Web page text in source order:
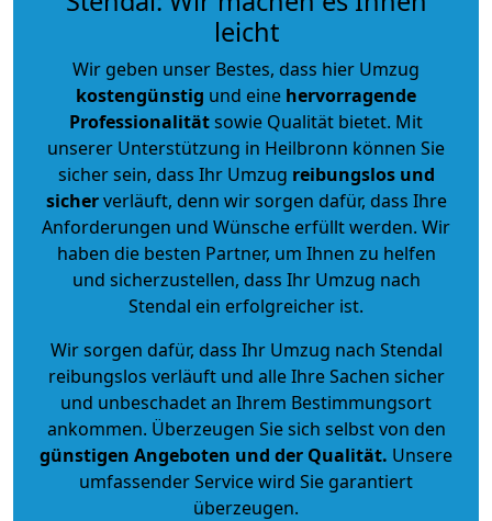
leicht
Wir geben unser Bestes, dass hier Umzug
kostengünstig und eine hervorragende
Professionalitätsowie Qualität bietet. Mit
unserer Unterstützung in Heilbronn können Sie
sicher sein, dass Ihr Umzug reibungslos und
sicherverläuft, denn wir sorgen dafür, dass Ihre
Anforderungen und Wünsche erfüllt werden. Wir
haben die besten Partner, um Ihnen zu helfen
und sicherzustellen, dass Ihr Umzug nach
Stendal ein erfolgreicher ist.
Wir sorgen dafür, dass Ihr Umzug nach Stendal
reibungslos verläuft und alle Ihre Sachen sicher
und unbeschadet an Ihrem Bestimmungsort
ankommen. Überzeugen Sie sich selbst von den
günstigen Angeboten und der Qualität. Unsere
umfassender Service wird Sie garantiert
überzeugen.